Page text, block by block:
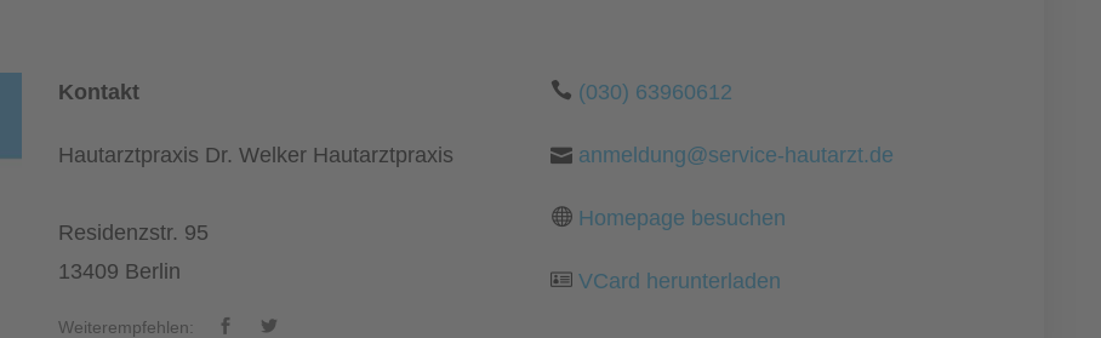
Kontakt
Hautarztpraxis Dr. Welker Hautarztpraxis
Residenzstr. 95
13409 Berlin
Weiterempfehlen:
(030) 63960612
anmeldung@service-hautarzt.de
Homepage besuchen
VCard herunterladen